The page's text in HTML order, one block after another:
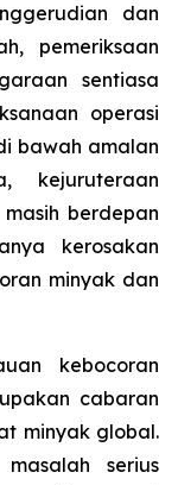
dan
pemeriksaan
sentiasa
operasi
bawah amalan
kejuruteraan
berdepan
kerosakan
minyak dan
kebocoran
cabaran
minyak global.
serius